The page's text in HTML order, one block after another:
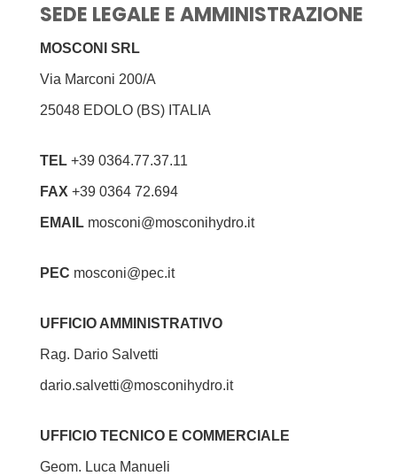
SEDE LEGALE E AMMINISTRAZIONE
MOSCONI SRL
Via Marconi 200/A
25048 EDOLO (BS) ITALIA
TEL +39 0364.77.37.11
FAX +39 0364 72.694
EMAIL mosconi@mosconihydro.it
PEC mosconi@pec.it
UFFICIO AMMINISTRATIVO
Rag. Dario Salvetti
dario.salvetti@mosconihydro.it
UFFICIO TECNICO E COMMERCIALE
Geom. Luca Manueli